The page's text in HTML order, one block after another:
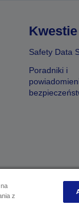
Safety Data
Poradniki i
z